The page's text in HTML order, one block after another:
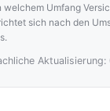
welchem Umfang
sich nach den